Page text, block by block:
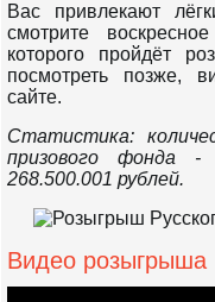
Вас привлекают
смотрите
которого пройдёт
посмотреть позже,
сайте.
Статистика:
призового фонда
268.500.001 рублей.
Видео розыгрыша